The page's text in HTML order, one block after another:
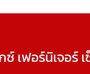
เฟอร์นิเจอร์